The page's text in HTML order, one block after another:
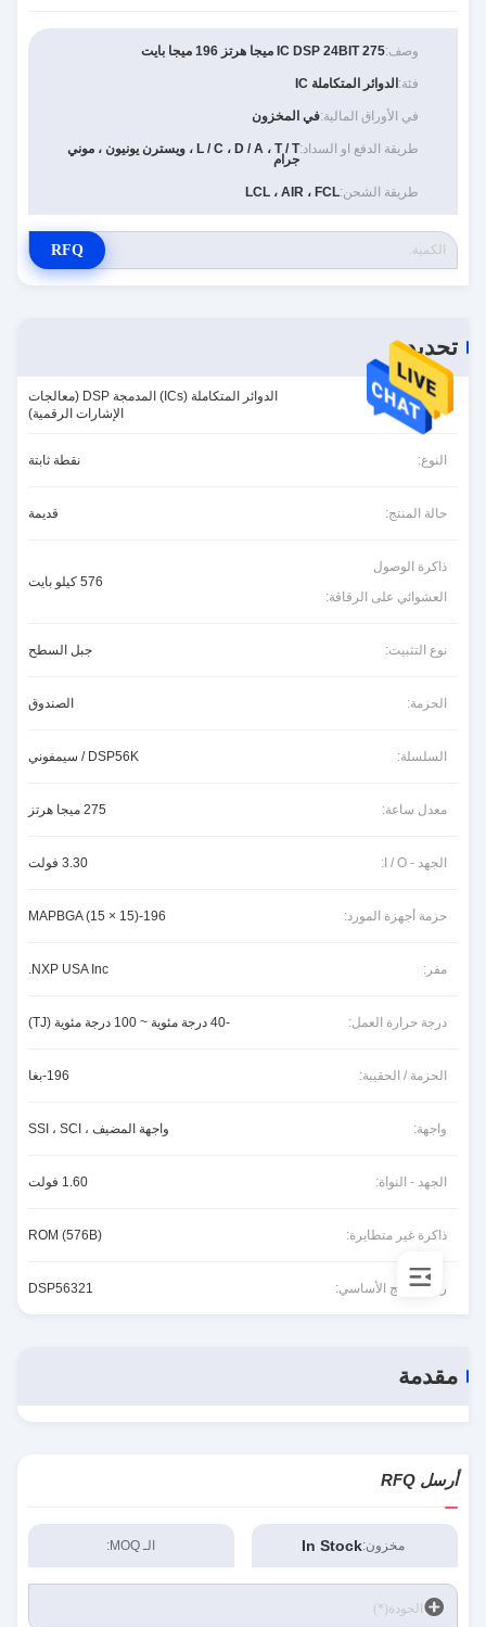
وصف:IC DSP 24BIT 275 ميجا هرتز 196 ميجا بايت
فئة: الدوائر المتكاملة IC
في الأوراق المالية:في المخزون
طريقة الدفع او السداد: L / C ، D / A ، T / T ، ويسترن يونيون ، موني
جرام
طريقة الشحن:LCL ، AIR ، FCL
RFQ
تحديد
الفئة:
الدوائر المتكاملة (ICs) المدمجة DSP (معالجات
الإشارات الرقمية)
النوع: نقطة ثابتة
حالة المنتج: قديمة
ذاكرة الوصول
العشوائي على الرقاقة:
576 كيلو بايت
نوع التثبيت: جبل السطح
الحزمة: الصندوق
السلسلة: DSP56K / سيمفوني
معدل ساعة: 275 ميجا هرتز
الجهد - I / O: 3.30 فولت
حزمة أجهزة المورد: 196-MAPBGA (15 × 15)
مفر: NXP USA Inc.
درجة حرارة العمل: -40 درجة مئوية ~ 100 درجة مئوية (TJ)
الحزمة / الحقيبة: 196-بغا
واجهة: واجهة المضيف ، SSI ، SCI
الجهد - النواة: 1.60 فولت
ذاكرة غير متطايرة: ROM (576B)
رقم المنتج الأساسي: DSP56321
مقدمة
أرسل RFQ
مخزون:In Stock الـ MOQ: